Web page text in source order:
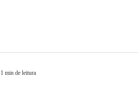
1 min de leitura